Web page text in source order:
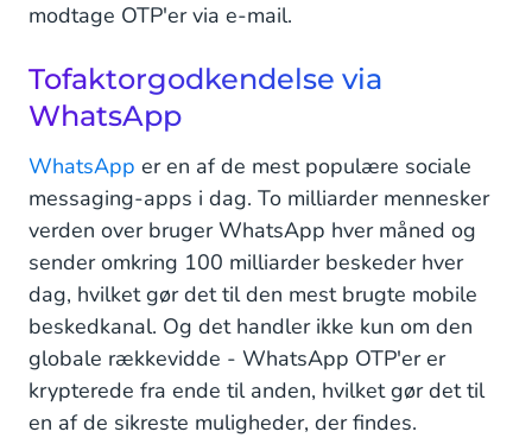
modtage OTP'er via e-mail.
Tofaktorgodkendelse via
WhatsApp
WhatsApp er en af de mest populære sociale
messaging-apps i dag. To milliarder mennesker
verden over bruger WhatsApp hver måned og
sender omkring 100 milliarder beskeder hver
dag, hvilket gør det til den mest brugte mobile
beskedkanal. Og det handler ikke kun om den
globale rækkevidde - WhatsApp OTP'er er
krypterede fra ende til anden, hvilket gør det til
en af de sikreste muligheder, der findes.